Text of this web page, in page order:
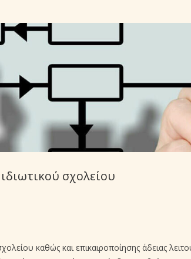
σχολείου
καθώς και επικαιροποίησης άδειας